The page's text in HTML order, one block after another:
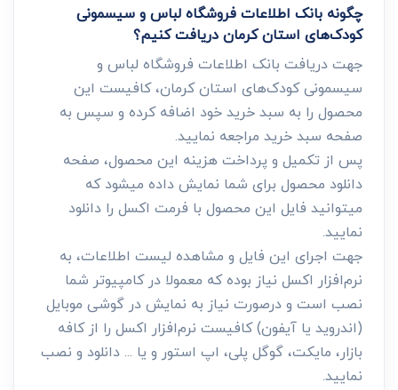
چگونه بانک اطلاعات فروشگاه لباس و سیسمونی
کودک‌های استان کرمان دریافت کنیم؟
جهت دریافت بانک اطلاعات فروشگاه لباس و
سیسمونی کودک‌های استان کرمان، کافیست این
محصول را به سبد خرید خود اضافه کرده و سپس به
صفحه سبد خرید مراجعه نمایید.
پس از تکمیل و پرداخت هزینه این محصول، صفحه
دانلود محصول برای شما نمایش داده میشود که
میتوانید فایل این محصول با فرمت اکسل را دانلود
نمایید.
جهت اجرای این فایل و مشاهده لیست اطلاعات، به
نرم‌افزار اکسل نیاز بوده که معمولا در کامپیوتر شما
نصب است و درصورت نیاز به نمایش در گوشی موبایل
(اندروید یا آیفون) کافیست نرم‌افزار اکسل را از کافه
بازار، مایکت، گوگل پلی، اپ استور و یا ... دانلود و نصب
نمایید.